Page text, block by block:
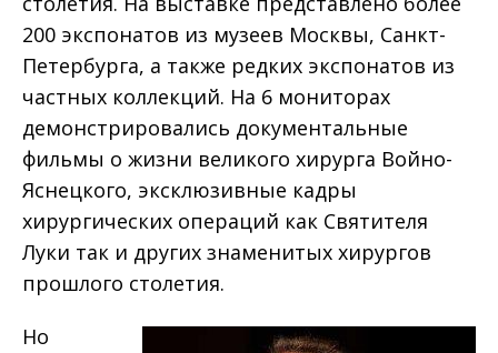
200 экспонатов из музеев Москвы, Санкт-
Петербурга, а также редких экспонатов из
частных коллекций. На 6 мониторах
демонстрировались документальные
фильмы о жизни великого хирурга Войно-
Яснецкого, эксклюзивные кадры
хирургических операций как Святителя
Луки так и других знаменитых хирургов
прошлого столетия.
Но